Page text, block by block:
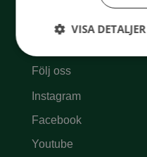
Kundservice
Följ oss
Instagram
Facebook
Youtube
VISA DETALJER